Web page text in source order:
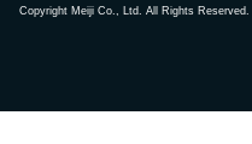
Copyright Meiji Co., Ltd. All Rights Reserved.